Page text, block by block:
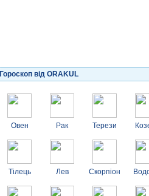
Гороскоп від ORAKUL
Овен
Тілець
Рак
Лев
Терези
Скорпіон